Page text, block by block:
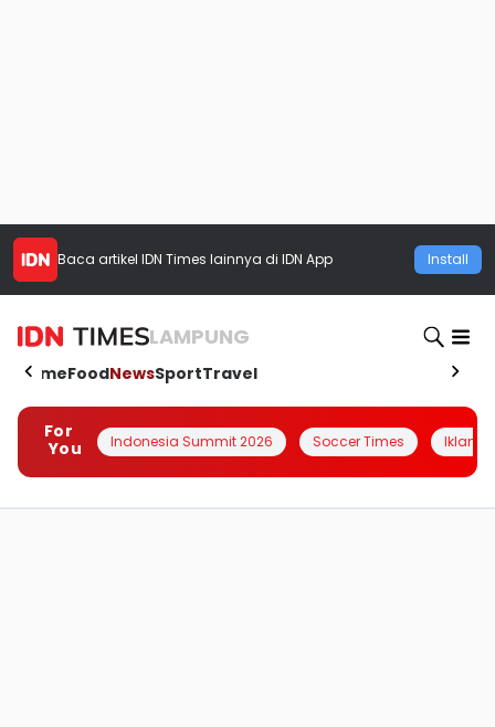
Baca artikel IDN Times lainnya di IDN App Install
LAMPUNG
HomeFoodNewsSportTravel
For
You
Indonesia Summit 2026 Soccer Times Iklanin